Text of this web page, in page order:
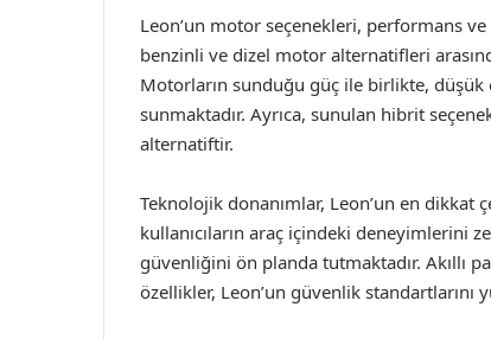
Leon’un motor seçenekleri, performans ve
benzinli ve dizel motor alternatifleri
Motorların sunduğu güç ile birlikte,
sunmaktadır. Ayrıca, sunulan hibrit
alternatiftir.
Teknolojik donanımlar, Leon’un en
kullanıcıların araç içindeki deneyimlerini
güvenliğini ön planda tutmaktadır. Akıllı
özellikler, Leon’un güvenlik standartlarını